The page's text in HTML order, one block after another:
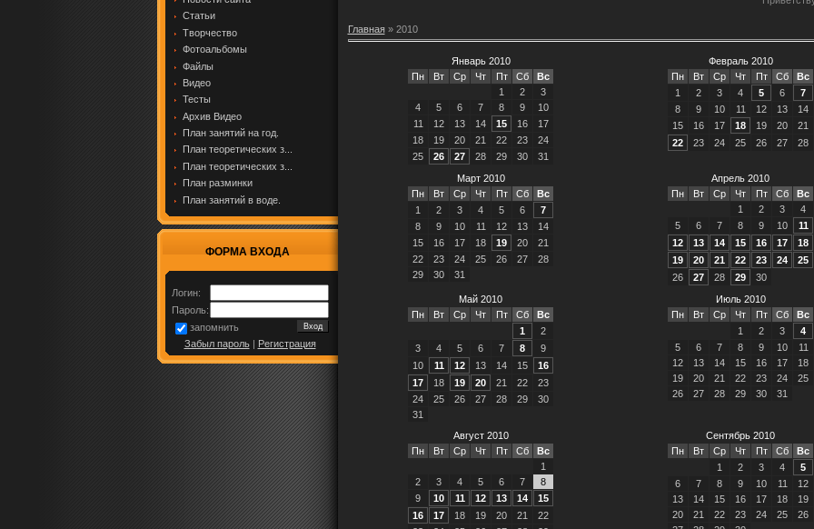
Статьи
Творчество
Фотоальбомы
Файлы
Видео
Тесты
Архив Видео
План занятий на год.
План теоретических з...
План теоретических з...
План разминки
План занятий в воде.
ФОРМА ВХОДА
Логин:
Пароль:
запомнить
Забыл пароль| Регистрация
Главная» 2010
Январь 2010
Пн
Вт Ср Чт Пт Сб
Вс
1
2
3
4
5 6 7 8 9
10
11
12 13 14 15 16
17
18
19 20 21 22 23
24
25
26 27 28 29 30 31
Февраль 2010
Пн
Вт Ср Чт Пт Сб
Вс
1
2 3 4 5 6
7
8
9 10 11 12 13
14
15
16 17 18 19 20
21
22
23 24 25 26 27 28
Март 2010
Пн
Вт Ср Чт Пт Сб
Вс
1
2 3 4 5 6
7
8
9 10 11 12 13
14
15
16 17 18 19 20
21
22
23 24 25 26 27
28
29
30 31
Апрель 2010
Пн
Вт Ср Чт Пт Сб
Вс
1
2 3
4
5
6 7 8 9 10
11
12
13 14 15 16 17
18
19
20 21 22 23 24
25
26
27 28 29
30
Май 2010
Пн
Вт Ср Чт Пт Сб
Вс
1
2
3
4 5 6 7 8
9
10
11 12 13 14 15
16
17
18 19 20 21 22
23
24
25 26 27 28 29
30
31
Июль 2010
Пн
Вт Ср Чт Пт Сб
Вс
1
2 3
4
5
6 7 8 9 10
11
12
13 14 15 16 17
18
19
20 21 22 23 24
25
26
27 28 29 30 31
Август 2010
Пн
Вт Ср Чт Пт Сб
Вс
1
2
3 4 5 6 7
8
9
10 11 12 13 14
15
16
17 18 19 20 21
22
Сентябрь 2010
Пн
Вт Ср Чт Пт Сб
Вс
1
2 3 4
5
6
7 8 9 10 11
12
13
14 15 16 17 18
19
20
21 22 23 24 25
26